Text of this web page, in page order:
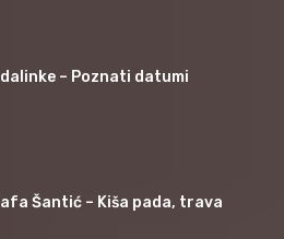
– Poznati datumi
Šantić – Kiša pada, trava